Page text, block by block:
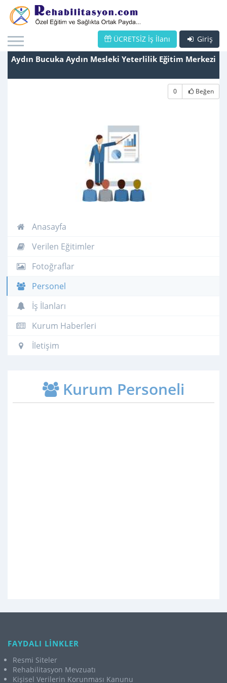
Giriş
ÜCRETSİZ İş İlanı
Aydın Bucuka Aydın Mesleki Yeterlilik Eğitim Merkezi
0 Beğen
Anasayfa
Verilen Eğitimler
Fotoğraflar
Personel
İş İlanları
Kurum Haberleri
İletişim
Kurum Personeli
FAYDALI LİNKLER
Resmi Siteler
Rehabilitasyon Mevzuatı
Kişisel Verilerin Korunması Kanunu